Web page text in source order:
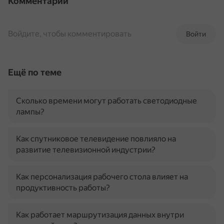
Войти
Войдите, чтобы комментировать
Ещё по теме
Сколько времени могут работать светодиодные
лампы?
Как спутниковое телевидение повлияло на
развитие телевизионной индустрии?
Как персонализация рабочего стола влияет на
продуктивность работы?
Как работает маршрутизация данных внутри